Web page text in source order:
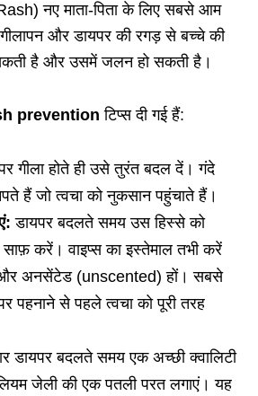
नए माता-पिता के लिए सबसे आम
और डायपर की रगड़ से बच्चे की
है और उसमें जलन हो सकती है।
prevention टिप्स दी गई हैं:
गीला होते ही उसे तुरंत बदल दें। गंदे
हैं जो त्वचा को नुकसान पहुंचाते हैं।
डायपर बदलते समय उस हिस्से को
करें। वाइप्स का इस्तेमाल तभी करें
अनसेंटेड (unscented) हों। सबसे
पहनाने से पहले त्वचा को पूरी तरह
डायपर बदलते समय एक अच्छी क्वालिटी
जेली की एक पतली परत लगाएं। यह